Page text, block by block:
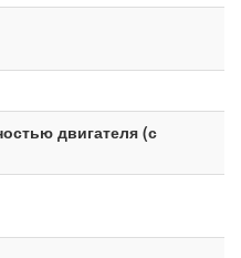
двигателя (с